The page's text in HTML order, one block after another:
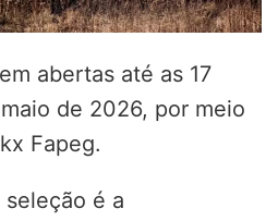
abertas até as 17
de 2026, por meio
Fapeg.
é a